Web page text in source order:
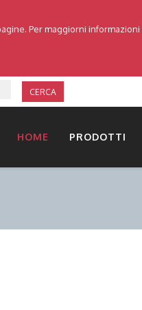
Per maggiorni informazioni
CERCA
HOME PRODOTTI